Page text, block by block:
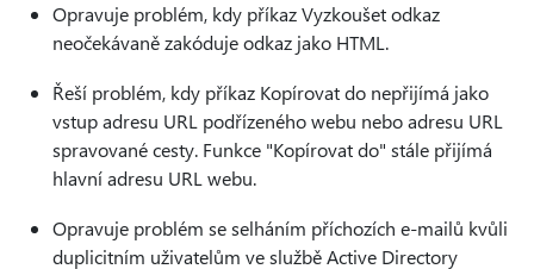
Opravuje problém, kdy příkaz Vyzkoušet odkaz
neočekávaně zakóduje odkaz jako HTML.
Řeší problém, kdy příkaz Kopírovat do nepřijímá jako
vstup adresu URL podřízeného webu nebo adresu URL
spravované cesty. Funkce "Kopírovat do" stále přijímá
hlavní adresu URL webu.
Opravuje problém se selháním příchozích e-mailů kvůli
duplicitním uživatelům ve službě Active Directory